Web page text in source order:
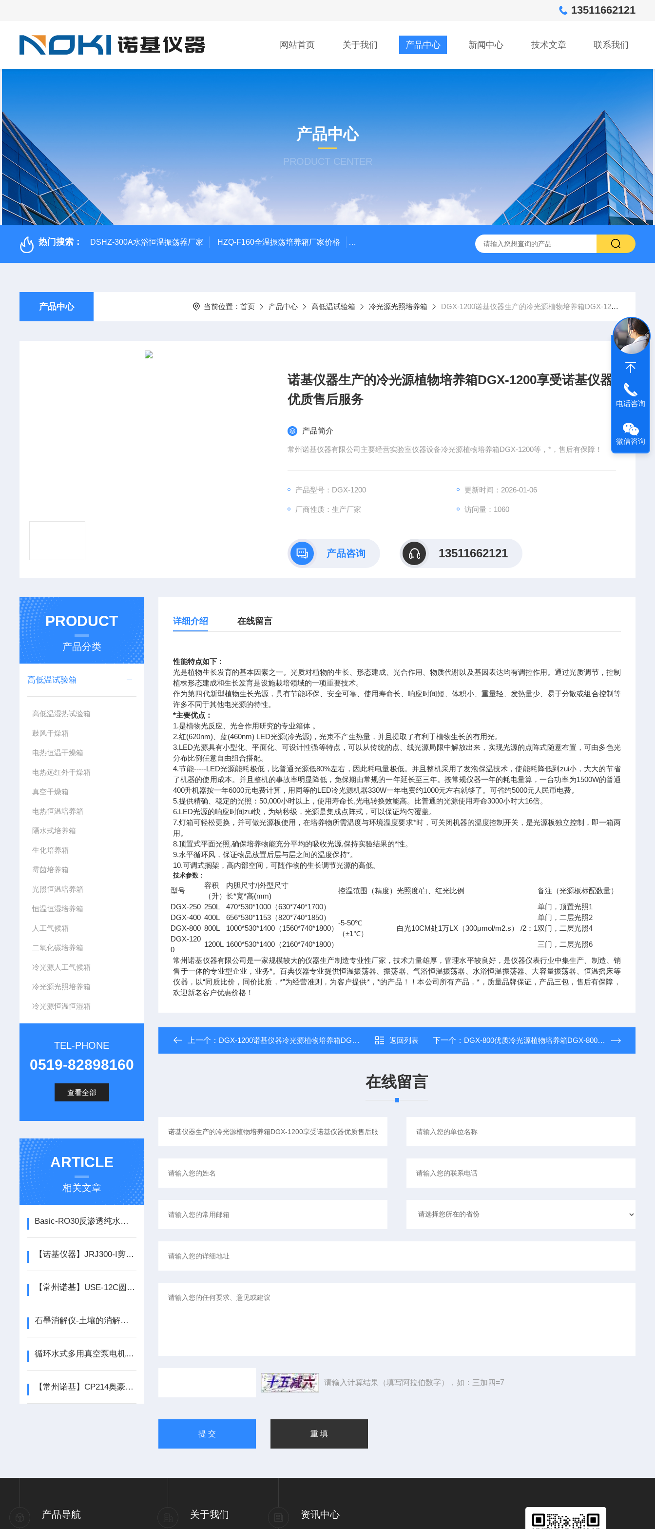
13511662121
网站首页 关于我们 产品中心 新闻中心 技术文章 联系我们
产品中心
PRODUCT CENTER
热门搜索： DSHZ-300A水浴恒温振荡器厂家 HZQ-F160全温振荡培养箱厂家价格 GGC-D大型全自动翻转式振荡萃取器 诺基LSHZ-300冷冻水浴恒温振荡器厂家
产品中心 当前位置：首页 产品中心 高低温试验箱 冷光源光照培养箱 DGX-1200诺基仪器生产的冷光源植物培养箱DGX-1200享受诺基仪器优质售后服务
诺基仪器生产的冷光源植物培养箱DGX-1200享受诺基仪器
优质售后服务
产品简介
常州诺基仪器有限公司主要经营实验室仪器设备冷光源植物培养箱DGX-1200等，*，售后有保障！
产品型号：DGX-1200 更新时间：2026-01-06
厂商性质：生产厂家 访问量：1060
产品咨询 13511662121
PRODUCT
产品分类
高低温试验箱
高低温湿热试验箱
鼓风干燥箱
电热恒温干燥箱
电热远红外干燥箱
真空干燥箱
电热恒温培养箱
隔水式培养箱
生化培养箱
霉菌培养箱
光照恒温培养箱
恒温恒湿培养箱
人工气候箱
二氧化碳培养箱
冷光源人工气候箱
冷光源光照培养箱
冷光源恒温恒湿箱
TEL-PHONE
0519-82898160
查看全部
ARTICLE
相关文章
Basic-RO30反渗透纯水机（外置水箱型）
【诺基仪器】JRJ300-I剪切乳化搅拌机*，质量保证
【常州诺基】USE-12C圆形固相萃取装置*，质量可靠
石墨消解仪-土壤的消解（国标法）
循环水式多用真空泵电机不工作，是怎么回事
【常州诺基】CP214奥豪斯电子分析天平*
详细介绍 在线留言
性能特点如下：
光是植物生长发育的基本因素之一。光质对植物的生长、形态建成、光合作用、物质代谢以及基因表达均有调控作用。通过光质调节，控制
植株形态建成和生长发育是设施栽培领域的一项重要技术。
作为第四代新型植物生长光源，具有节能环保、安全可靠、使用寿命长、响应时间短、体积小、重量轻、发热量少、易于分散或组合控制等
许多不同于其他电光源的特性。
*主要优点：
1.是植物光反应、光合作用研究的专业箱体 。
2.红(620nm)、蓝(460nm) LED光源(冷光源)，光束不产生热量，并且提取了有利于植物生长的有用光。
3.LED光源具有小型化、平面化、可设计性强等特点，可以从传统的点、线光源局限中解放出来，实现光源的点阵式随意布置，可由多色光
分布比例任意自由组合搭配。
4.节能-----LED光源能耗极低，比普通光源低80%左右，因此耗电量极低。并且整机采用了发泡保温技术，使能耗降低到zui小，大大的节省
了机器的使用成本。并且整机的事故率明显降低，免保期由常规的一年延长至三年。按常规仪器一年的耗电量算，一台功率为1500W的普通
400升机器按一年6000元电费计算，用同等的LED冷光源机器330W一年电费约1000元左右就够了。可省约5000元人民币电费。
5.提供精确、稳定的光照：50,000小时以上，使用寿命长,光电转换效能高。比普通的光源使用寿命3000小时大16倍。
6.LED光源的响应时间zui快，为纳秒级，光源是集成点阵式，可以保证均匀覆盖。
7.灯箱可轻松更换，并可做光源板使用，在培养物所需温度与环境温度要求*时，可关闭机器的温度控制开关，是光源板独立控制，即一箱两
用。
8.顶置式平面光照,确保培养物能充分平均的吸收光源,保持实验结果的*性。
9.水平循环风，保证物品放置后层与层之间的温度保持*。
10.可调式搁架，高内部空间，可随作物的生长调节光源的高低。
技术参数：
型号
容积
（升）
内胆尺寸/|外型尺寸
长*宽*高(mm)
控温范围（精度）光照度/白、红光比例 备注（光源板标配数量）
DGX-250 250L 470*530*1000 （630*740*1700）
-5-50℃
（±1℃）
白光10CM处1万LX （300μmol/m2.s） /2 ： 1
单门，顶置光照1
DGX-400 400L 656*530*1153 （820*740*1850） 单门，二层光照2
DGX-800 800L 1000*530*1400 （1560*740*1800） 双门，二层光照4
DGX-120
0
1200L 1600*530*1400 （2160*740*1800） 三门，二层光照6
常州诺基仪器有限公司是一家规模较大的仪器生产制造专业性厂家，技术力量雄厚，管理水平较良好，是仪器仪表行业中集生产、制造、销
售于一体的专业型企业，业务*。百典仪器专业提供恒温振荡器、振荡器、气浴恒温振荡器、水浴恒温振荡器、大容量振荡器、恒温摇床等
仪器，以“同质比价，同价比质，*”为经营准则，为客户提供*，*的产品！！本公司所有产品，*，质量品牌保证，产品三包，售后有保障，
欢迎新老客户优惠价格！
上一个： DGX-1200诺基仪器冷光源植物培养箱DGX-1200*，欢迎采购咨询！ 返回列表 下一个： DGX-800优质冷光源植物培养箱DGX-800*，售后有保障
在线留言
请输入计算结果（填写阿拉伯数字），如：三加四=7
产品导航 关于我们 资讯中心
电话咨询
微信咨询